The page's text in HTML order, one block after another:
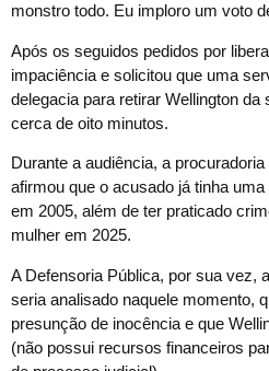
monstro todo. Eu imploro um voto
Após os seguidos pedidos por
impaciência e solicitou que uma
delegacia para retirar Wellington da
cerca de oito minutos.
Durante a audiência, a
afirmou que o acusado já tinha
em 2005, além de ter praticado
mulher em 2025.
A Defensoria Pública, por sua vez,
seria analisado naquele momento,
presunção de inocência e que
(não possui recursos financeiros